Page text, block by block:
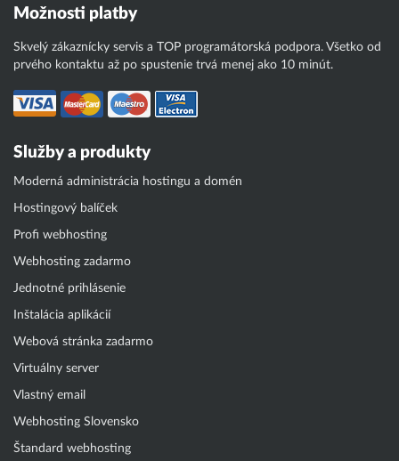
Možnosti platby
Skvelý zákaznícky servis a TOP programátorská podpora. Všetko od
prvého kontaktu až po spustenie trvá menej ako 10 minút.
Služby a produkty
Moderná administrácia hostingu a domén
Hostingový balíček
Profi webhosting
Webhosting zadarmo
Jednotné prihlásenie
Inštalácia aplikácií
Webová stránka zadarmo
Virtuálny server
Vlastný email
Webhosting Slovensko
Štandard webhosting